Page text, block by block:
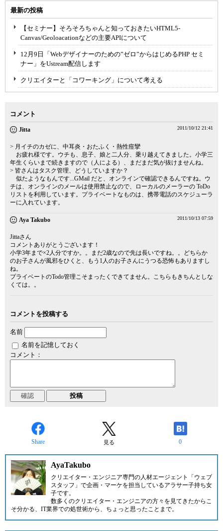
最新の投稿
【セミナー】そろそろちゃんと知っておきたいHTML5-
Canvas/Geoloacationなどの主要APIについて
12月9日「Webデザイナーのための”ゼロ”からはじめるPHP セミ
ナー」をUstream配信します
クリエイターと「コワーキング」について考える
コメント
Jitta 2011/10/12 21:41
> 月イチのカゼに、中耳炎・おたふく・熱性痙攣
お疲れ様です。ウチも、息子、娘と二人分、乗り越えてきました。小学三
年生くらいまで続きますので（人による）、まだまだ気が抜けませんね。
> 皆さんはタスク管理、どうしていますか？
似たようなもんです...GMail だと、オンラインで確認できるんですね。ウ
チは、オンラインのメールは使用禁止なので、ローカルのメーラーの ToDo
リストを利用しています。プライベートなものは、携帯電話のスケジューラ
ーに入れています。
Aya Takubo 2011/10/13 07:59
Jittaさん
コメントありがとうございます！
小学3年まで×2人分ですか。。まだ2歳なので先は長いですね。。どちらか
のお子さんが風邪をひくと、もう1人のお子さんにうつる恐怖もありますし
ね。
プライベートのTodo管理こそまったくできてません。こちらもきちんとしな
くては。。
コメントを投稿する
名前
名前を記憶しておく
コメント：
Share 見る 0
AyaTakubo
クリエイター・エンジニア専門の人材エージェント「 ウェブ
スタッフ 」で企画・マーケを担当しているアラサー子持ち女
子です。
数多くのクリエイター・エンジニアの方々を見てきたからこ
そ分かる、IT業界での処世術から、ちょっと思ったことまで。